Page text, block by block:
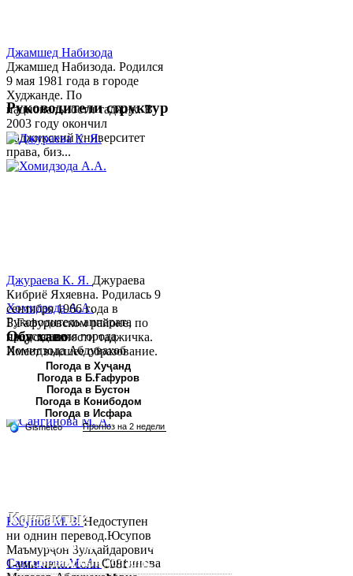
Джамшед Набизода
Джамшед Набизода. Родился
9 мая 1981 года в городе
Худжанде. По
национальности таджик. В
2003 году окончил
Таджикский университет
права, биз...
Хомидзода А.А.
Руководитель аппарата
председателя города
Хомидзода Абдувахоб
Абдумаджид родился 8
июня 1978 года в городе
Худжанде. По
национальности...
Сангинова М. А.Сангинова
Руководители структур
Джураева К. Я. Джураева
Кибриё Яхяевна. Родилась 9
сентября 1966 года в
Б.Гафуровском районе, по
национальности таджичка.
Имеет высшее образование.
В 1997 ...
Юсупов М. З.Недоступен
ни однин перевод.Юсупов
Маъмурҷон Зулҳайдарович
1-уми июни соли 1981
Обу хаво
Погода в Хуҷанд
Погода в Б.Ғафуров
Погода в Бустон
Погода в Конибодом
Погода в Исфара
Контакты:
Республика Таджикистан,
Согдийскый область,